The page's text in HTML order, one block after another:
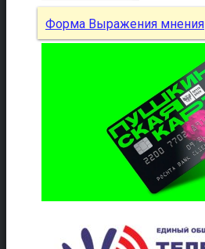
Форма Выражения мнения